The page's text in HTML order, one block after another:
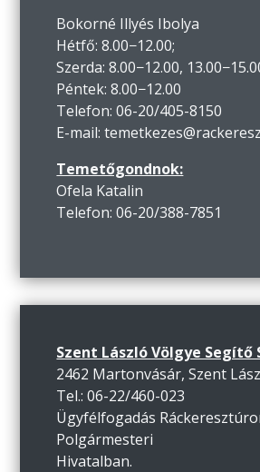
Bokorné Illyés Ibolya
Hétfő: 8.00−12.00;
Szerda: 8.00−12.00,
Péntek: 8.00−12.00
Telefon: 06-20/405-8150
E-mail:
Temetőgondnok:
Ofela Katalin
Telefon: 06-20/388-7851
Szent László Völgye Segítő
2462 Martonvásár, Szent
Tel.: 06-22/460-023
Ügyfélfogadás
Polgármesteri
Hivatalban.